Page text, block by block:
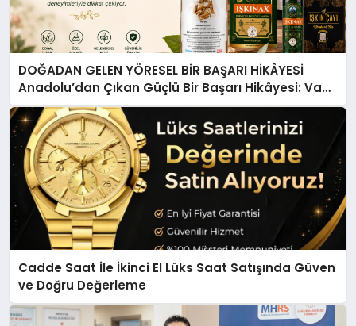
DOĞADAN GELEN YÖRESEL BİR BAŞARI HİKÂYESİ
Anadolu’dan Çıkan Güçlü Bir Başarı Hikâyesi: Van
Gölü Yöresel Işkın Kökü Sirkesi
Cadde Saat İle İkinci El Lüks Saat Satışında Güven
ve Doğru Değerleme